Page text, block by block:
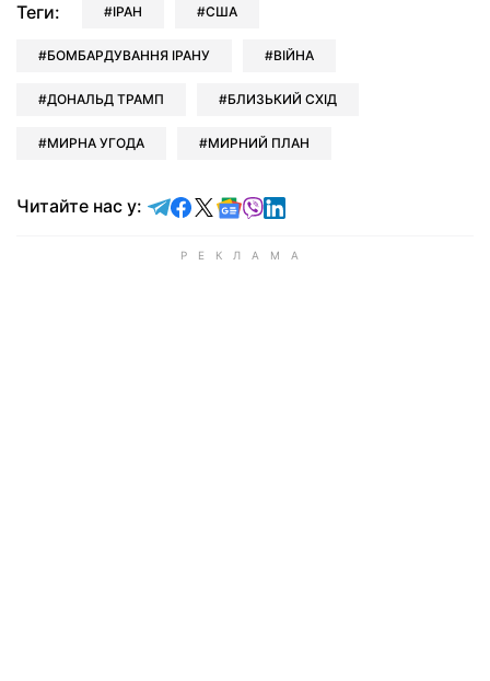
Теги: ІРАН США
БОМБАРДУВАННЯ ІРАНУ ВІЙНА
ДОНАЛЬД ТРАМП БЛИЗЬКИЙ СХІД
МИРНА УГОДА МИРНИЙ ПЛАН
Читайте нас у: Читайте у Telegram
Читайте у Facebook
Читайте у X
Читайте у Google news
Читайте у Viber
Читайте у LinkedIn